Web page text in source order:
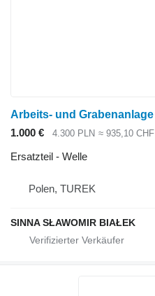
1.000 € 4.300 PLN ≈ 935,10 CHF
Ersatzteil - Welle
Polen, TUREK
SINNA SŁAWOMIR BIAŁEK